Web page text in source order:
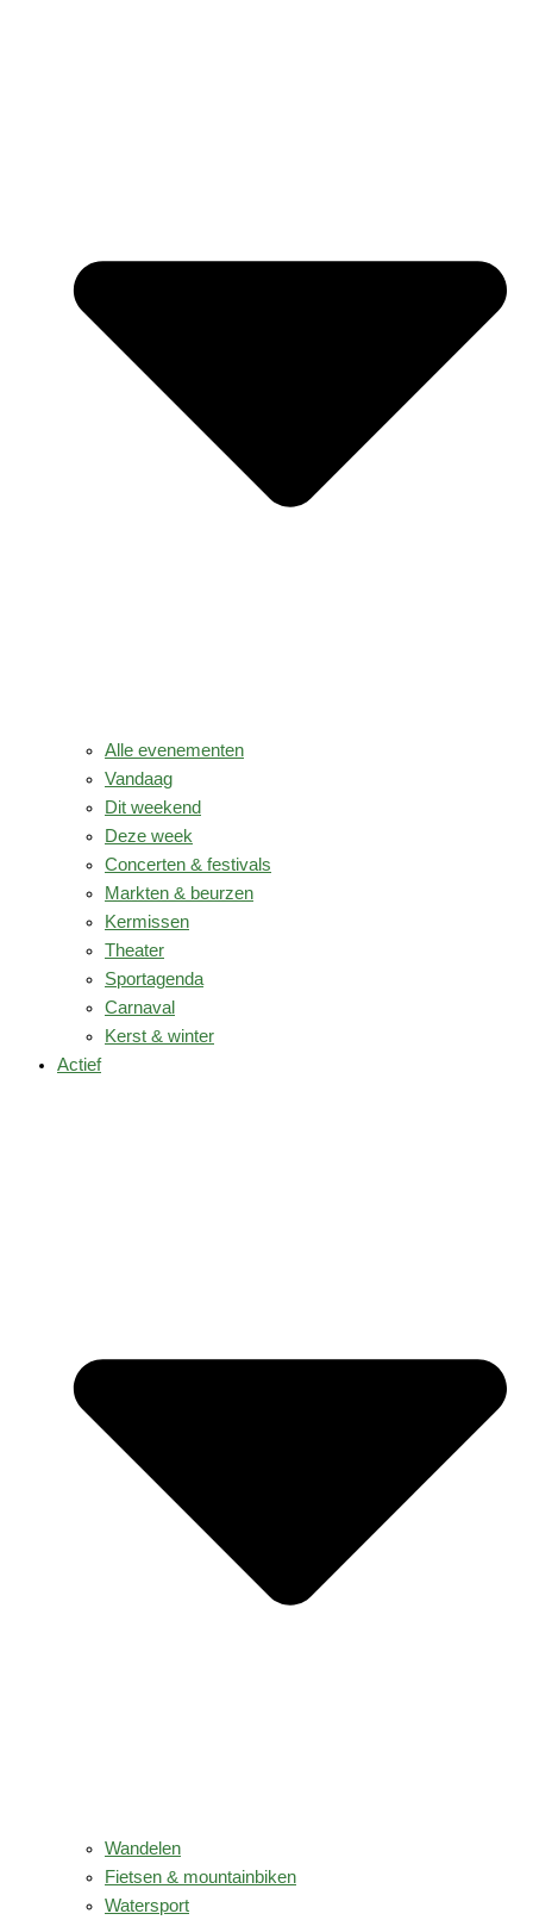
Alle evenementen
Vandaag
Dit weekend
Deze week
Concerten & festivals
Markten & beurzen
Kermissen
Theater
Sportagenda
Carnaval
Kerst & winter
Actief
Wandelen
Fietsen & mountainbiken
Watersport